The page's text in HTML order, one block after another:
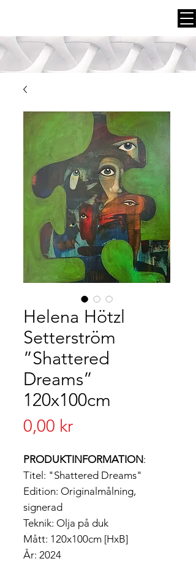
Helena Hötzl
Setterström
”Shattered
Dreams”
120x100cm
0,00 krPris
PRODUKTINFORMATION:
Titel: "Shattered Dreams"
Edition: Originalmålning,
signerad
Teknik: Olja på duk
Mått: 120x100cm [HxB]
År: 2024